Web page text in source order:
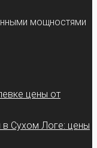
мощностями
цены от
Сухом Логе: цены